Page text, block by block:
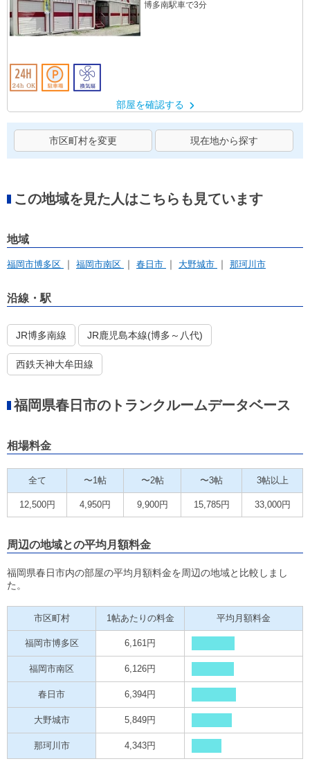
博多南駅車で3分
部屋を確認する
市区町村を変更 現在地から探す
この地域を見た人はこちらも見ています
地域
福岡市博多区 福岡市南区 春日市 大野城市 那珂川市
沿線・駅
JR博多南線 JR鹿児島本線(博多～八代)
西鉄天神大牟田線
福岡県春日市のトランクルームデータベース
相場料金
全て 〜1帖 〜2帖 〜3帖 3帖以上
12,500円 4,950円 9,900円 15,785円 33,000円
周辺の地域との平均月額料金
福岡県春日市内の部屋の平均月額料金を周辺の地域と比較しまし
た。
市区町村 1帖あたりの料金 平均月額料金
福岡市博多区 6,161円
福岡市南区 6,126円
春日市 6,394円
大野城市 5,849円
那珂川市 4,343円